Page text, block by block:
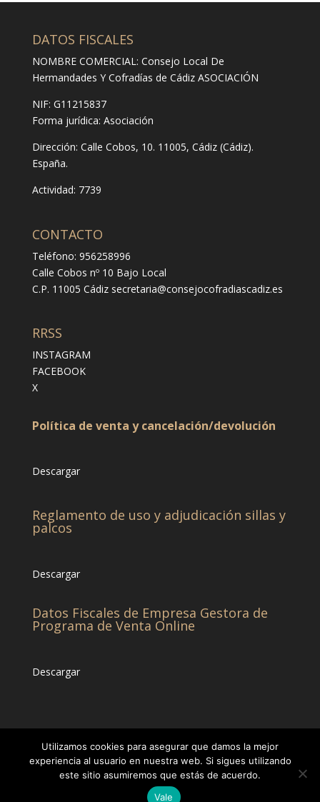
DATOS FISCALES
NOMBRE COMERCIAL: Consejo Local De
Hermandades Y Cofradías de Cádiz ASOCIACIÓN
NIF: G11215837
Forma jurídica: Asociación
Dirección: Calle Cobos, 10. 11005, Cádiz (Cádiz).
España.
Actividad: 7739
CONTACTO
Teléfono: 956258996
Calle Cobos nº 10 Bajo Local
C.P. 11005 Cádiz secretaria@consejocofradiascadiz.es
RRSS
INSTAGRAM
FACEBOOK
X
Política de venta y cancelación/devolución
Descargar
Reglamento de uso y adjudicación sillas y
palcos
Descargar
Datos Fiscales de Empresa Gestora de
Programa de Venta Online
Descargar
© CHCC -Diseñado por Eticonsa [Privacidad &
Cookies]
Utilizamos cookies para asegurar que damos la mejor
experiencia al usuario en nuestra web. Si sigues utilizando
este sitio asumiremos que estás de acuerdo.
Vale